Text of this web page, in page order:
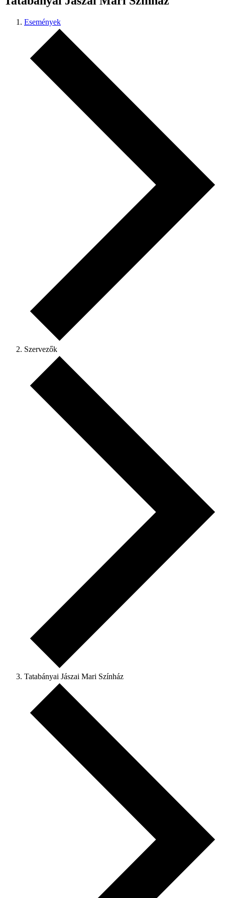
Események
Szervezők
Tatabányai Jászai Mari Színház